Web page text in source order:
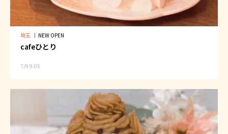
埼玉 ｜ NEW OPEN
cafeひとり
7/9 9:05